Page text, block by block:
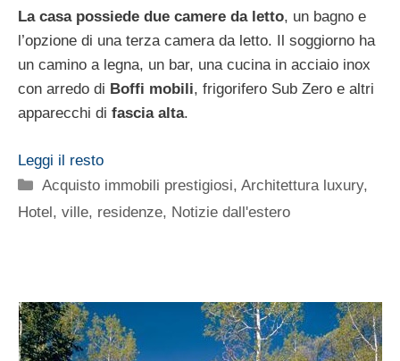
La casa possiede due camere da letto, un bagno e
l’opzione di una terza camera da letto. Il soggiorno ha
un camino a legna, un bar, una cucina in acciaio inox
con arredo di Boffi mobili, frigorifero Sub Zero e altri
apparecchi di fascia alta.
Leggi il resto
Categorie
Acquisto immobili prestigiosi,Architettura luxury,
Hotel, ville, residenze, Notizie dall'estero